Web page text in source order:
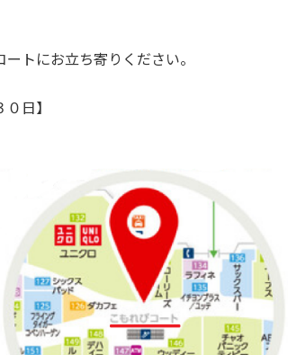
トにお立ち寄りください。
日】